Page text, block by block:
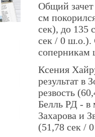
Общий зачет
см
сек), до 135
сек / 0 ш.о.).
соперникам
Ксения
результат в
резвость
Белль РД - в
Захарова и
(51,78 сек /